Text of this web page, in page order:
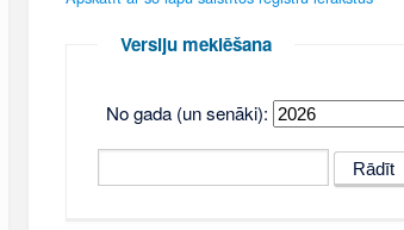
Versiju meklēšana
No gada (un senāki):